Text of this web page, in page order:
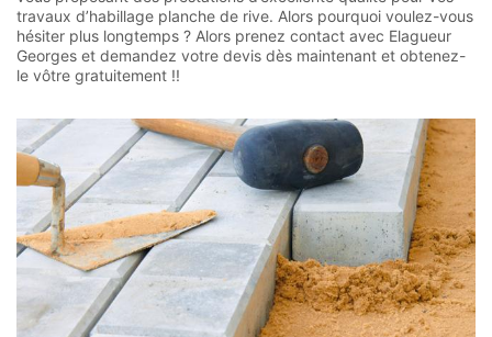
travaux d’habillage planche de rive. Alors pourquoi voulez-vous
hésiter plus longtemps ? Alors prenez contact avec Elagueur
Georges et demandez votre devis dès maintenant et obtenez-
le vôtre gratuitement !!